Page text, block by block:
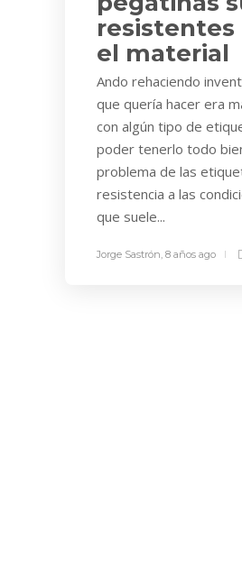
resistentes
el material
Ando rehaciendo
que quería hacer era
con algún tipo de
poder tenerlo todo
problema de las
resistencia a las
que suele...
Jorge Sastrón, 8 años ago